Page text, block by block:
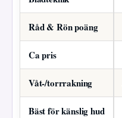
Råd & Rön poäng
Ca pris
Våt-/torrrakning
Bäst för känslig hud